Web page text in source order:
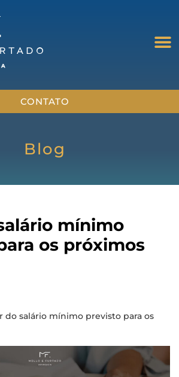
CONTATO
Blog
mínimo
os próximos
do salário mínimo previsto para os